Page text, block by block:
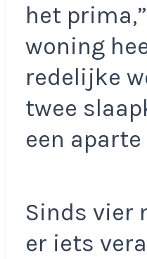
het
woning
redelijke
twee
een
Sinds vier
er iets